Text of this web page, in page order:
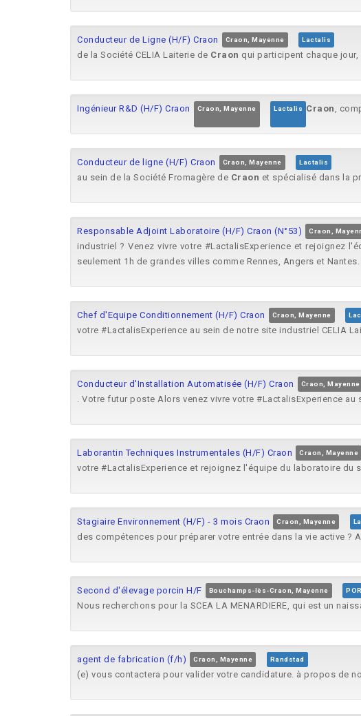
Conducteur de Ligne (H/F) Craon Craon, Mayenne Lactalis
de la Société CELIA Laiterie de Craon qui participent chaque
Ingénieur R&D (H/F) Craon Craon, Mayenne Lactalis Craon ,
Conducteur de ligne (H/F) Craon Craon, Mayenne Lactalis
au sein de la Société Fromagère de Craon et spécialisé dans la
Responsable Adjoint Laboratoire (H/F) Craon (N°53) Craon,
industriel ? Venez vivre votre #LactalisExperience et rejoignez
seulement 1h de grandes villes comme Rennes, Angers et Nantes.
Chef d'Equipe Conditionnement (H/F) Craon Craon, Mayenne
votre #LactalisExperience au sein de notre site industriel CELIA
Conducteur d'Installation Automatisée (H/F) Craon Craon, Mayenne
. Votre futur poste Alors venez vivre votre #LactalisExperience
Laborantin Techniques Instrumentales (H/F) Craon Craon, Mayenne
votre #LactalisExperience et rejoignez l'équipe du laboratoire du
Stagiaire Environnement (H/F) - 3 mois Craon Craon, Mayenne
des compétences pour préparer votre entrée dans la vie active ?
Second d'élevage porcin H/F Bouchamps-lès-Craon, Mayenne
Nous recherchons pour la SCEA LA MENARDIERE, qui est un
agent de fabrication (f/h) Craon, Mayenne Randstad
(e) vous contactera pour valider votre candidature. à propos de